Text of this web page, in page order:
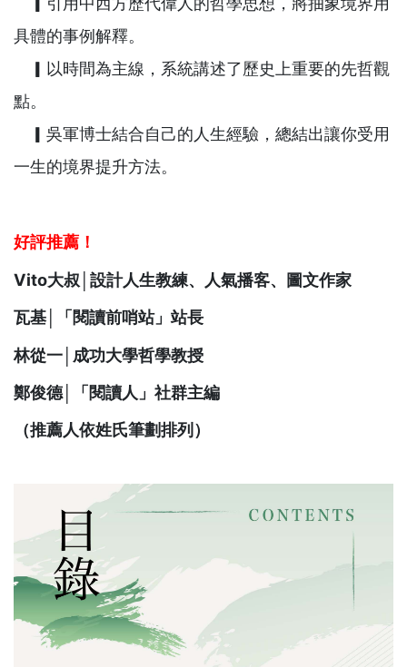
具體的事例解釋。
▎以時間為主線，系統講述了歷史上重要的先哲觀
點。
▎吳軍博士結合自己的人生經驗，總結出讓你受用
一生的境界提升方法。
好評推薦！
Vito大叔│設計人生教練、人氣播客、圖文作家
瓦基│「閱讀前哨站」站長
林從一│成功大學哲學教授
鄭俊德│「閱讀人」社群主編
（推薦人依姓氏筆劃排列）